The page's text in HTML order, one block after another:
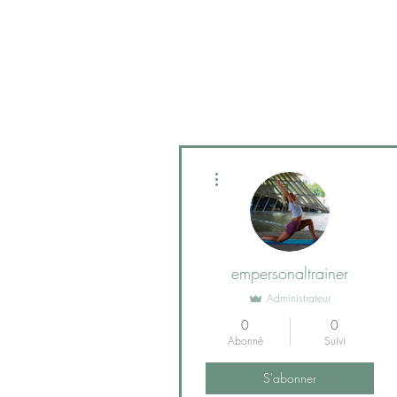
empersonaltrainer
Administrateur
0
Abonné
0
Suivi
S'abonner